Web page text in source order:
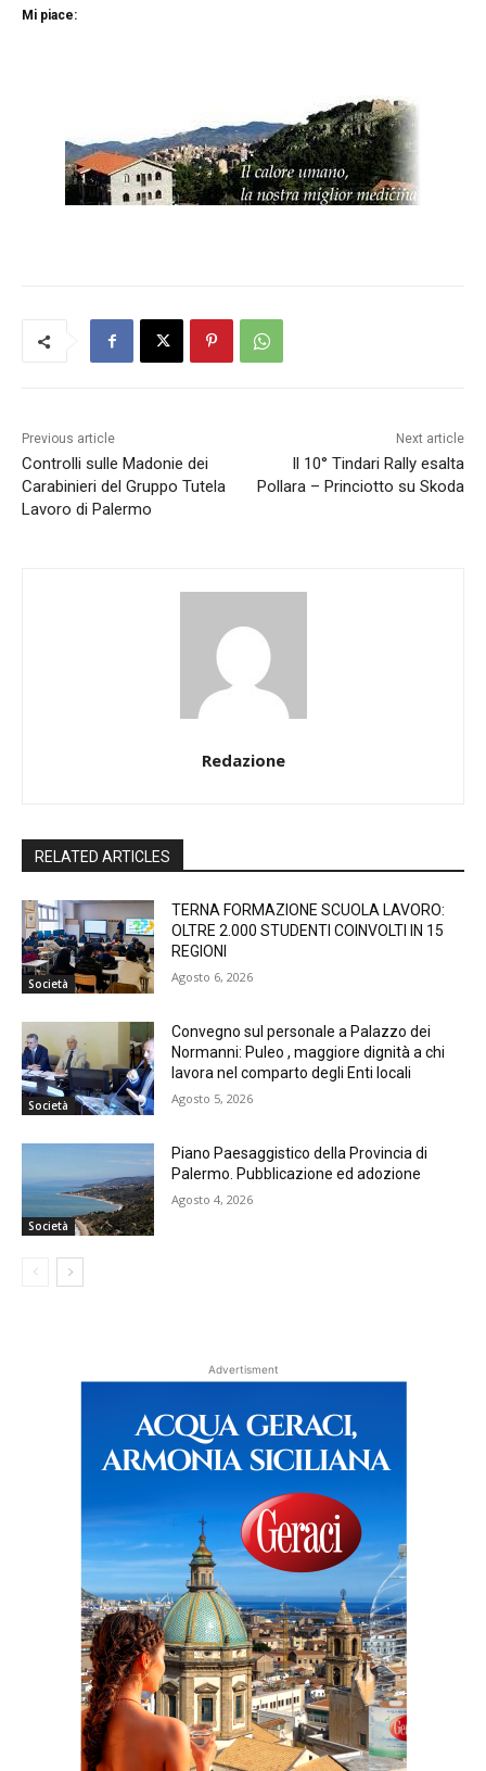
Mi piace:
Previous article
Controlli sulle Madonie dei
Carabinieri del Gruppo Tutela
Lavoro di Palermo
Next article
Il 10° Tindari Rally esalta
Pollara – Princiotto su Skoda
Redazione
RELATED ARTICLES
Società
TERNA FORMAZIONE SCUOLA LAVORO:
OLTRE 2.000 STUDENTI COINVOLTI IN 15
REGIONI
Agosto 6, 2026
Società
Convegno sul personale a Palazzo dei
Normanni: Puleo , maggiore dignità a chi
lavora nel comparto degli Enti locali
Agosto 5, 2026
Società
Piano Paesaggistico della Provincia di
Palermo. Pubblicazione ed adozione
Agosto 4, 2026
Advertisment